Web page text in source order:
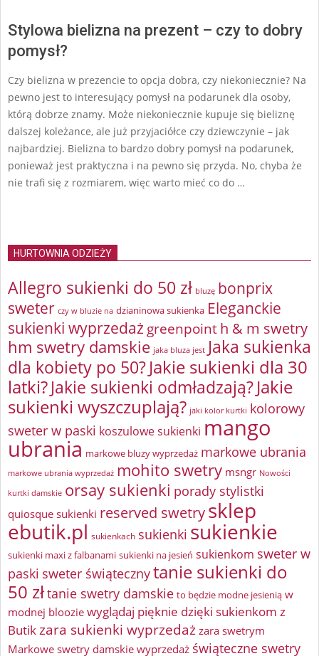
Stylowa bielizna na prezent – czy to dobry
pomysł?
Czy bielizna w prezencie to opcja dobra, czy niekoniecznie? Na
pewno jest to interesujący pomysł na podarunek dla osoby,
którą dobrze znamy. Może niekoniecznie kupuje się bieliznę
dalszej koleżance, ale już przyjaciółce czy dziewczynie – jak
najbardziej. Bielizna to bardzo dobry pomysł na podarunek,
ponieważ jest praktyczna i na pewno się przyda. No, chyba że
nie trafi się z rozmiarem, więc warto mieć co do …
HURTOWNIA ODZIEŻY
Allegro sukienki do 50 zł bluzę bonprix
sweter czy w bluzie na dzianinowa sukienka Eleganckie
sukienki wyprzedaż greenpointh & m swetry
hm swetry damskie jaka bluza jest Jaka sukienka
dla kobiety po 50?Jakie sukienki dla 30
latki?Jakie sukienki odmładzają?Jakie
sukienki wyszczuplają? jaki kolor kurtki kolorowy
sweter w paski koszulowe sukienki mango
ubrania markowe bluzy wyprzedaż markowe ubrania
markowe ubrania wyprzedaż mohito swetry msngr Nowości
kurtki damskie orsay sukienki porady stylistki
quiosque sukienki reserved swetrysklep
ebutik.pl sukienkach sukienki sukienkie
sukienki maxi z falbanami sukienki na jesień sukienkom sweter w
paski sweter świątecznytanie sukienki do
50 złtanie swetry damskie to będzie modne jesienią w
modnej bloozie wyglądaj pięknie dzięki sukienkom z
Butikzara sukienki wyprzedażzara swetrym
Markowe swetry damskie wyprzedaż świąteczne swetry